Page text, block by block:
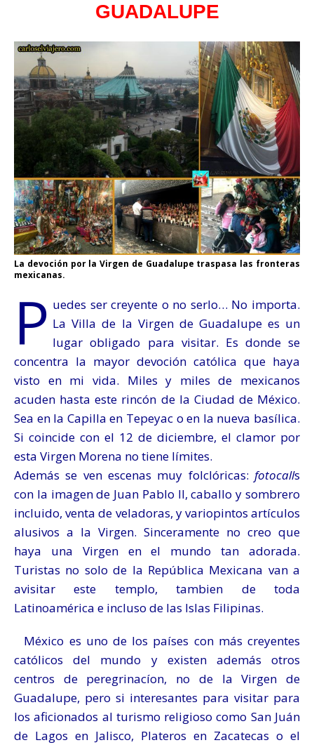
GUADALUPE
La devoción por la Virgen de Guadalupe traspasa las fronteras
mexicanas.
P uedes ser creyente o no serlo… No importa.
La Villa de la Virgen de Guadalupe es un
lugar obligado para visitar. Es donde se
concentra la mayor devoción católica que haya
visto en mi vida. Miles y miles de mexicanos
acuden hasta este rincón de la Ciudad de México.
Sea en la Capilla en Tepeyac o en la nueva basílica.
Si coincide con el 12 de diciembre, el clamor por
esta Virgen Morena no tiene límites.
Además se ven escenas muy folclóricas: fotocalls
con la imagen de Juan Pablo II, caballo y sombrero
incluido, venta de veladoras, y variopintos artículos
alusivos a la Virgen. Sinceramente no creo que
haya una Virgen en el mundo tan adorada.
Turistas no solo de la República Mexicana van a
avisitar este templo, tambien de toda
Latinoamérica e incluso de las Islas Filipinas.
México es uno de los países con más creyentes
católicos del mundo y existen además otros
centros de peregrinacíon, no de la Virgen de
Guadalupe, pero si interesantes para visitar para
los aficionados al turismo religioso como San Juán
de Lagos en Jalisco, Plateros en Zacatecas o el